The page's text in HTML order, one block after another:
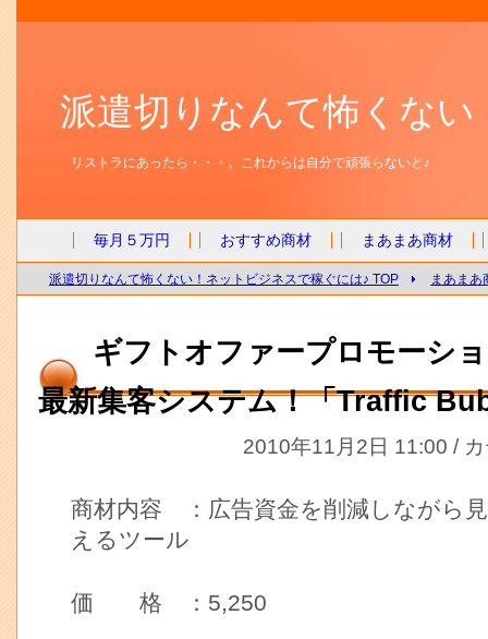
派遣切りなんて怖くな
リストラにあったら・・・。これからは自分で頑張らないと♪
毎月５万円 おすすめ商材 まあまあ商材
派遣切りなんて怖くない！ネットビジネスで稼ぐには♪ TOP まあまあ
ギフトオファープロモーシ
最新集客システム！「Traffic
2010年11月2日 11:00 /
商材内容 ：広告資金を削減しながら
えるツール
価 格 ：5,250